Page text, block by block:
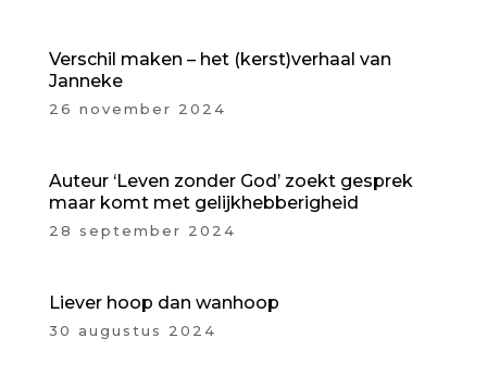
Verschil maken – het (kerst)verhaal van
Janneke
26 november 2024
Auteur ‘Leven zonder God’ zoekt gesprek
maar komt met gelijkhebberigheid
28 september 2024
Liever hoop dan wanhoop
30 augustus 2024